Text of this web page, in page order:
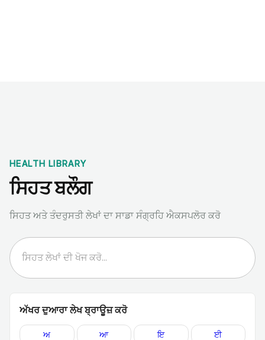
HEALTH LIBRARY
ਸਿਹਤ ਬਲੌਗ
ਸਿਹਤ ਅਤੇ ਤੰਦਰੁਸਤੀ ਲੇਖਾਂ ਦਾ ਸਾਡਾ ਸੰਗ੍ਰਹਿ ਐਕਸਪਲੋਰ ਕਰੋ
ਅੱਖਰ ਦੁਆਰਾ ਲੇਖ ਬ੍ਰਾਊਜ਼ ਕਰੋ
ਅ ਆ ਇ ਈ